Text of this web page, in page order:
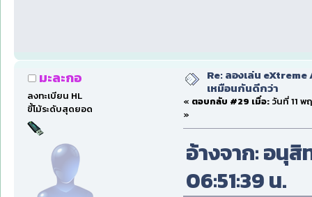
มะละกอ
ลงทะเบียน HL
ขี้โม้ระดับสุดยอด
Re: ลองเล่น
เหมือนกันดีกว่า
« ตอบกลับ #29 เมื่อ: วันที่ 11 พ
»
อ้างจาก: อนุ
06:51:39 น.